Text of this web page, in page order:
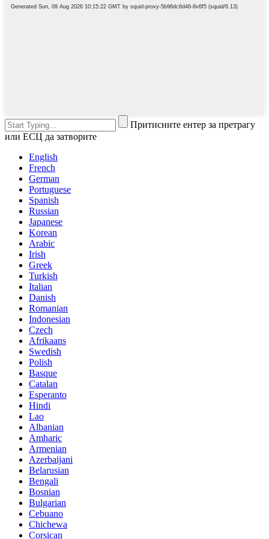
Притисните ентер за претрагу
или ЕСЦ да затворите
English
French
German
Portuguese
Spanish
Russian
Japanese
Korean
Arabic
Irish
Greek
Turkish
Italian
Danish
Romanian
Indonesian
Czech
Afrikaans
Swedish
Polish
Basque
Catalan
Esperanto
Hindi
Lao
Albanian
Amharic
Armenian
Azerbaijani
Belarusian
Bengali
Bosnian
Bulgarian
Cebuano
Chichewa
Corsican